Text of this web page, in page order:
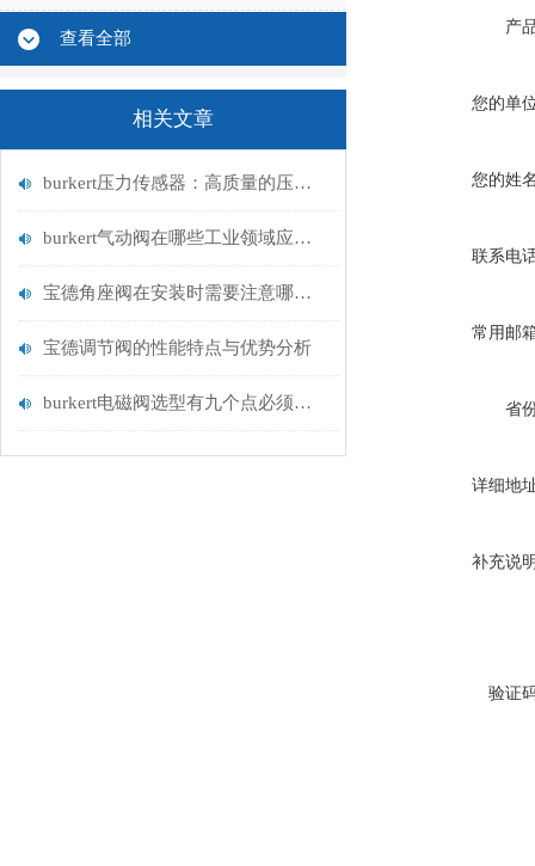
查看全部
相关文章
burkert压力传感器：高质量的压力测量解决方案
burkert气动阀在哪些工业领域应用广泛？
宝德角座阀在安装时需要注意哪些事项？
宝德调节阀的性能特点与优势分析
burkert电磁阀选型有九个点必须知道国与百科
产
您的单
您的姓
联系电
常用邮
省
详细地
补充说
验证